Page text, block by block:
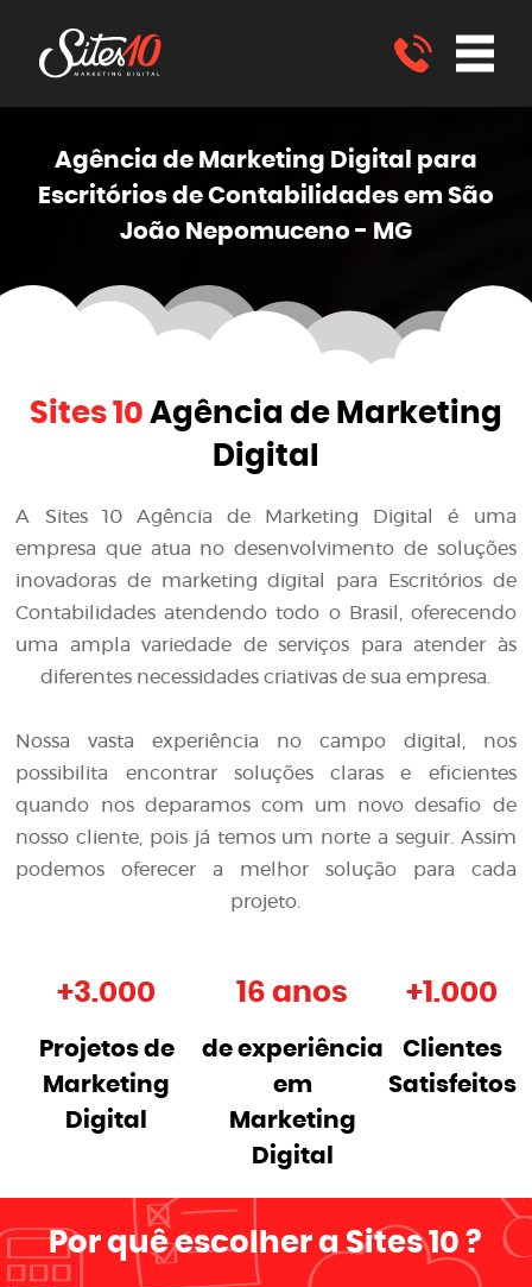
Agência de Marketing Digital para
Escritórios de Contabilidades em São
João Nepomuceno - MG
Sites 10 Agência de Marketing
Digital
A Sites 10 Agência de Marketing Digital
é uma
empresa que atua no desenvolvimento de soluções
inovadoras de marketing digital para Escritórios de
Contabilidades atendendo todo o Brasil, oferecendo
uma ampla variedade de serviços para atender às
diferentes necessidades criativas de sua empresa.
Nossa vasta experiência no campo digital, nos
possibilita encontrar soluções claras e eficientes
quando nos deparamos com um novo desafio de
nosso cliente, pois já temos um norte a seguir. Assim
podemos oferecer a melhor solução para cada
projeto.
+3.000
Projetos de
Marketing
Digital
16 anos
de experiência
em
Marketing
Digital
+1.000
Clientes
Satisfeitos
Por quê escolher aSites 10 ?